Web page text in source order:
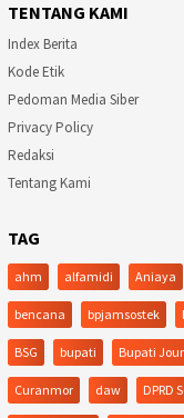
TENTANG KAMI
Index Berita
Kode Etik
Pedoman Media Siber
Privacy Policy
Redaksi
Tentang Kami
TAG
ahm alfamidi Aniaya
bencana bpjamsostek
BSG bupati Bupati
Curanmor daw DPRD